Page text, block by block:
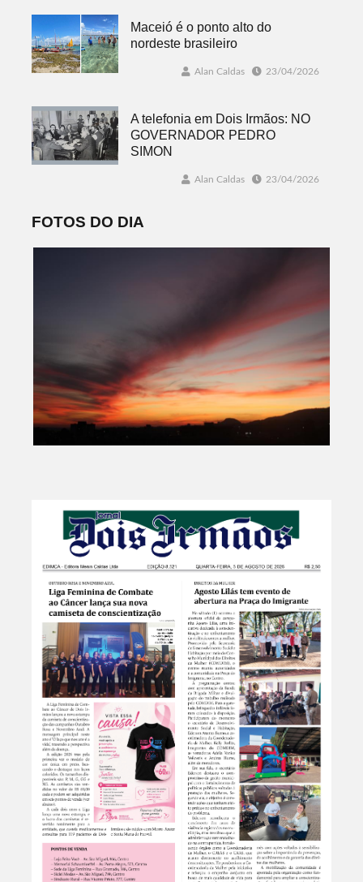
Maceió é o ponto alto do
nordeste brasileiro
Alan Caldas 23/04/2026
A telefonia em Dois Irmãos: NO
GOVERNADOR PEDRO
SIMON
Alan Caldas 23/04/2026
FOTOS DO DIA